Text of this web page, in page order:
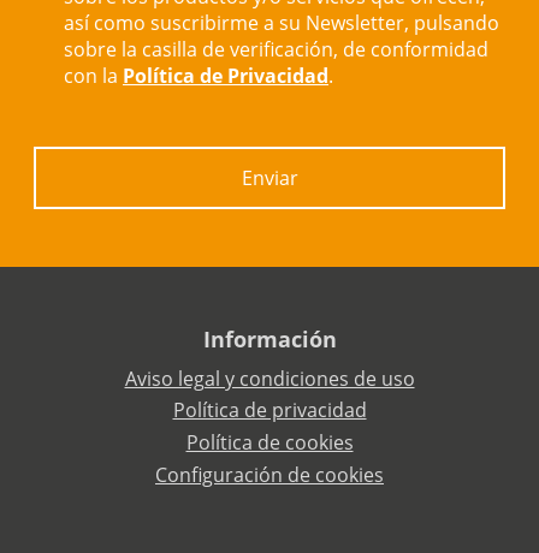
así como suscribirme a su Newsletter, pulsando
sobre la casilla de verificación, de conformidad
con la Política de Privacidad.
Enviar
Información
Aviso legal y condiciones de uso
Política de privacidad
Política de cookies
Configuración de cookies